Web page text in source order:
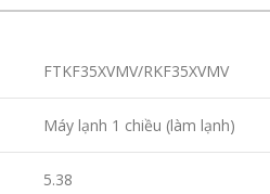
FTKF35XVMV/RKF35XVMV
Máy lạnh 1 chiều (làm lạnh)
5.38